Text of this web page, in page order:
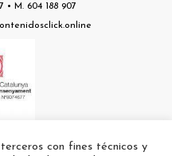
• M. 604 188 907
d’Ensenyament de la
con fines técnicos y